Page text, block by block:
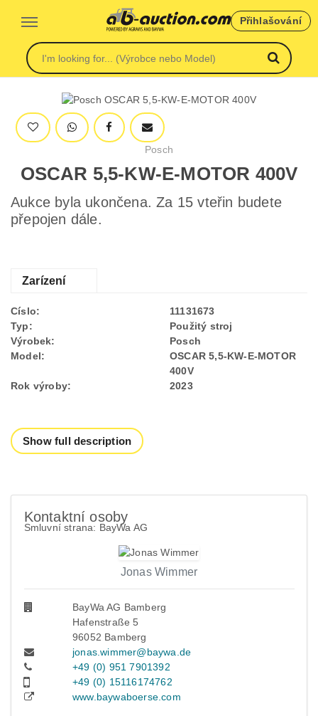
Přihlašování
Posch
OSCAR 5,5-KW-E-MOTOR 400V
Aukce byla ukončena. Za 15 vteřin budete
přepojen dále.
Zarízení
Císlo:
11131673
Typ:
Použitý stroj
Výrobek:
Posch
Model:
OSCAR 5,5-KW-E-MOTOR
400V
Rok výroby:
2023
Show full description
Kontaktní osoby
Smluvní strana: BayWa AG
Jonas Wimmer
BayWa AG Bamberg
Hafenstraße 5
96052 Bamberg
jonas.wimmer@baywa.de
+49 (0) 951 7901392
+49 (0) 15116174762
www.baywaboerse.com